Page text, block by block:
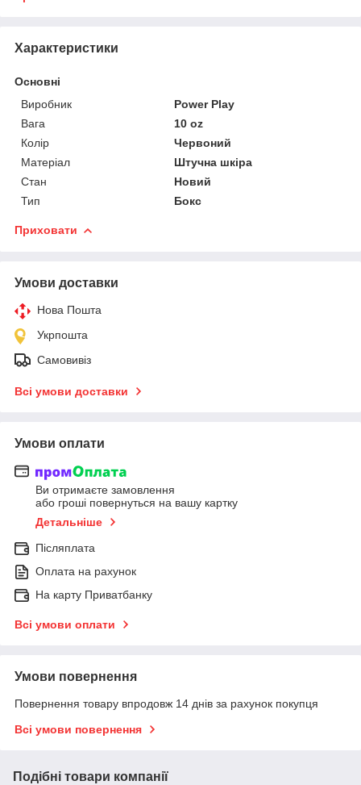
Характеристики
Основні
Виробник
Power Play
Вага
10 oz
Колір
Червоний
Матеріал
Штучна шкіра
Стан
Новий
Тип
Бокс
Приховати
Умови доставки
Нова Пошта
Укрпошта
Самовивіз
Всі умови доставки
Умови оплати
Ви отримаєте замовлення
або гроші повернуться на вашу картку
Детальніше
Післяплата
Оплата на рахунок
На карту Приватбанку
Всі умови оплати
Умови повернення
Повернення товару впродовж 14 днів за рахунок покупця
Всі умови повернення
Подібні товари компанії